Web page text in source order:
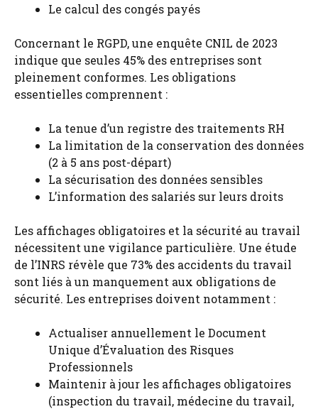
Le calcul des congés payés
Concernant le RGPD, une enquête CNIL de 2023
indique que seules 45% des entreprises sont
pleinement conformes. Les obligations
essentielles comprennent :
La tenue d’un registre des traitements RH
La limitation de la conservation des données
(2 à 5 ans post-départ)
La sécurisation des données sensibles
L’information des salariés sur leurs droits
Les affichages obligatoires et la sécurité au travail
nécessitent une vigilance particulière. Une étude
de l’INRS révèle que 73% des accidents du travail
sont liés à un manquement aux obligations de
sécurité. Les entreprises doivent notamment :
Actualiser annuellement le Document
Unique d’Évaluation des Risques
Professionnels
Maintenir à jour les affichages obligatoires
(inspection du travail, médecine du travail,